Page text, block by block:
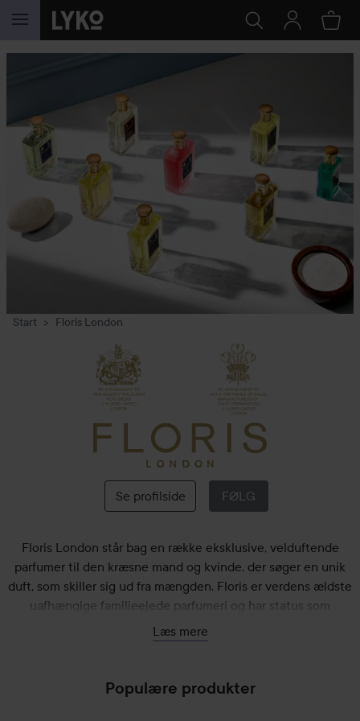
GÅ TIL INDHOLD
Start Floris London
Floris
London
Se profilside FØLG
Floris London står bag en række eksklusive, velduftende
parfumer til den kræsne mand og kvinde, der søger en unik
duft, som skiller sig ud fra mængden. Floris er verdens ældste
uafhængige familieejede parfumeri og har status som
kongelig hofleverandør. Det hele begyndte i 1730, da Floris-
grundlægger Juan Famenias Floris og hans kone Elizabeth
barbering i det elegante kvarter St James i London. De
åbnede Floris-butikken på Jermyn Street 89, som også er
Læs mere
Populære produkter